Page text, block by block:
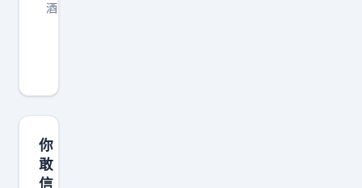
酒
日
，
也
门
你
敢
信